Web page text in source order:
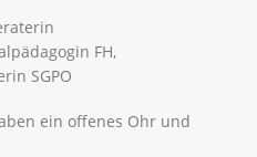
FH,
SGPO
ein offenes Ohr und